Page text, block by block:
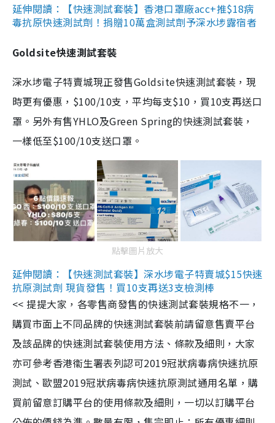
延伸閱讀：【快速測試套裝】香港口罩廠acc+推$18病
毒抗原快速測試劑！捐贈10萬盒測試劑予深水埗露宿者
Goldsite快速測試套裝
深水埗電子特賣城現正發售Goldsite快速測試套裝，現
時更有優惠，$100/10支，平均每支$10，買10支再送口
罩。另外有售YHLO及Green Spring的快速測試套裝，
一樣低至$100/10支送口罩。
點擊圖片放大
延伸閱讀：【快速測試套裝】深水埗電子特賣城$15快速
抗原測試劑 現貨發售！買10支再送3支檢測棒
<< 提提大家，各零售商發售的快速測試套裝規格不一，
購買市面上不同品牌的快速測試套裝前請留意售賣平台
及該品牌的快速測試套裝使用方法、條款及細則，大家
亦可參考香港衞生署表列認可2019冠狀病毒病快速抗原
測試、歐盟2019冠狀病毒病快速抗原測試通用名單，購
買前留意訂購平台的使用條款及細則，一切以訂購平台